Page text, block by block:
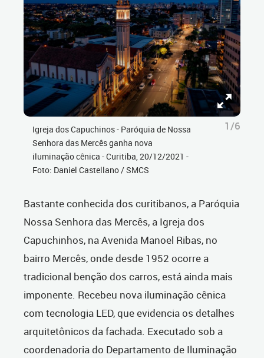
Igreja dos Capuchinos - Paróquia de Nossa
Senhora das Mercês ganha nova
iluminação cênica - Curitiba, 20/12/2021 -
Foto: Daniel Castellano / SMCS
1/6
Bastante conhecida dos curitibanos, a Paróquia
Nossa Senhora das Mercês, a Igreja dos
Capuchinhos, na Avenida Manoel Ribas, no
bairro Mercês, onde desde 1952 ocorre a
tradicional benção dos carros, está ainda mais
imponente. Recebeu nova iluminação cênica
com tecnologia LED, que evidencia os detalhes
arquitetônicos da fachada. Executado sob a
coordenadoria do Departamento de Iluminação